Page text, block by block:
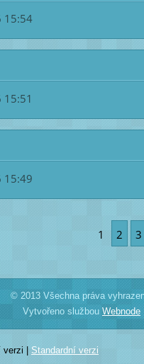
15:54
15:51
15:49
1 2 3
© 2013 Všechna práva
Vytvořeno službou Webnode
verzi Standardní verzi